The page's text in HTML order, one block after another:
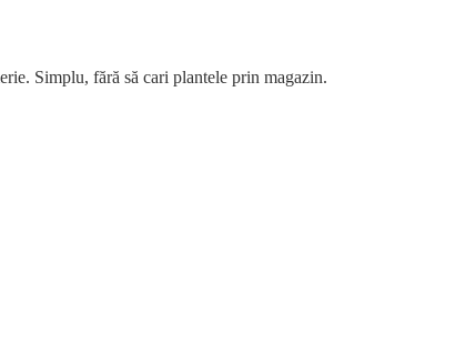
Simplu, fără să cari plantele prin magazin.